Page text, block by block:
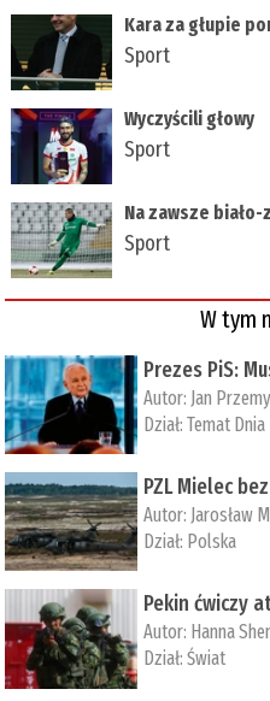
Kara za głupie
Sport
Wyczyścili głowy
Sport
Na zawsze
Sport
W tym
Prezes PiS:
Autor: Jan
Dział:Temat Dnia
PZL Mielec
Autor: Jarosław
Dział: Polska
Pekin ćwiczy
Autor: ­Hanna
Dział:Świat